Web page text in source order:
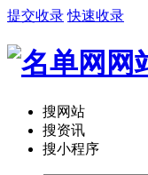
提交收录 快速收录
搜网站
搜资讯
搜小程序